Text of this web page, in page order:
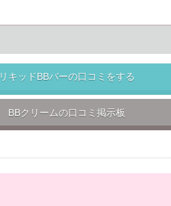
リキッドBBバーの口コミをする
BBクリームの口コミ掲示板